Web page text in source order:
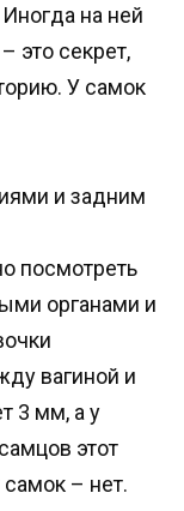
на ней
это секрет,
У самок
и задним
посмотреть
органами и
вагиной и
3 мм, а у
этот
– нет.